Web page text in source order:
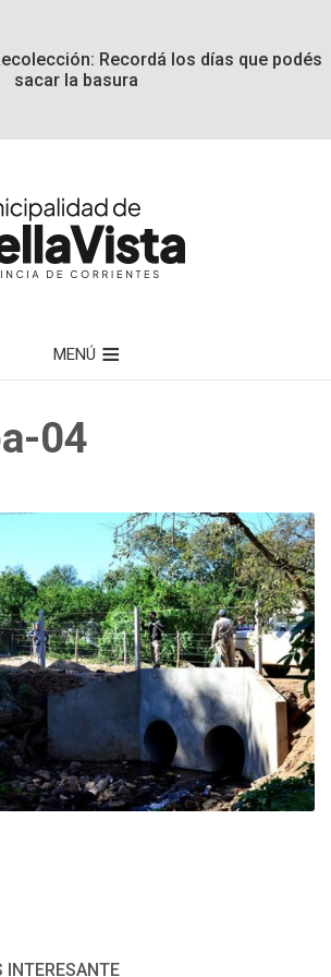
Recordá los días que podés
sacar la basura
MENÚ
04
INTERESANTE